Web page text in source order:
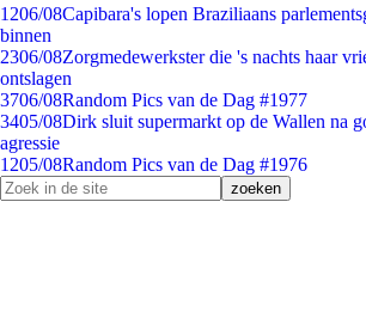
1206/08Capibara's lopen Braziliaans
binnen
2306/08Zorgmedewerkster die 's nachts haar
ontslagen
3706/08Random Pics van de Dag #1977
3405/08Dirk sluit supermarkt op de Wallen na
agressie
1205/08Random Pics van de Dag #1976